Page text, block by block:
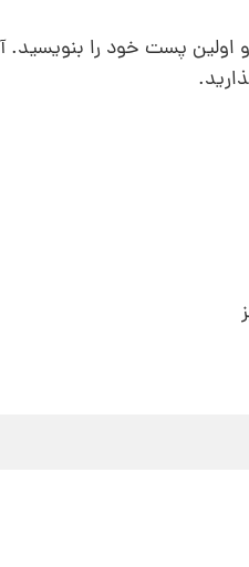
پست خود را بنویسید.